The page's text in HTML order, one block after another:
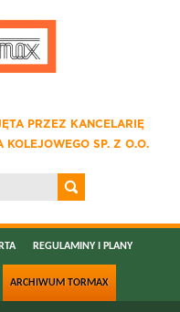
PRZEZ KANCELARIĘ
KOLEJOWEGO SP. Z O.O.
REGULAMINY I PLANY
ARCHIWUM TORMAX